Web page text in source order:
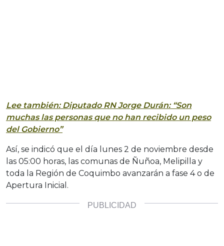
Lee también: Diputado RN Jorge Durán: “Son
muchas las personas que no han recibido un peso
del Gobierno”
Así, se indicó que el día lunes 2 de noviembre desde
las 05:00 horas, las comunas de Ñuñoa, Melipilla y
toda la Región de Coquimbo avanzarán a fase 4 o de
Apertura Inicial.